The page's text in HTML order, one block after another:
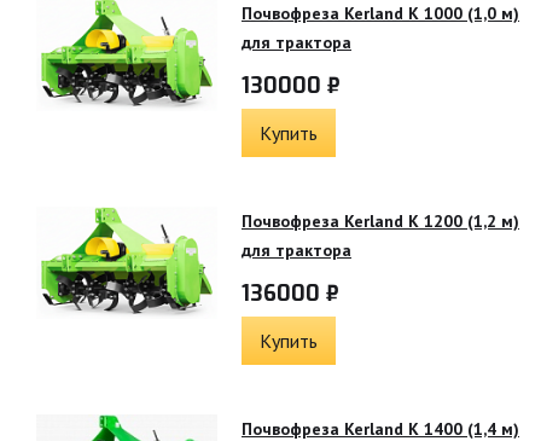
Почвофреза Kerland K 1000 (1,0 м)
для трактора
130000 ₽
Купить
Почвофреза Kerland K 1200 (1,2 м)
для трактора
136000 ₽
Купить
Почвофреза Kerland K 1400 (1,4 м)